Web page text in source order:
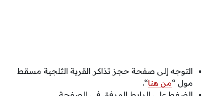
التوجه إلى صفحة حجز تذاكر القرية الثلجية مسقط
مول “من هنا“.